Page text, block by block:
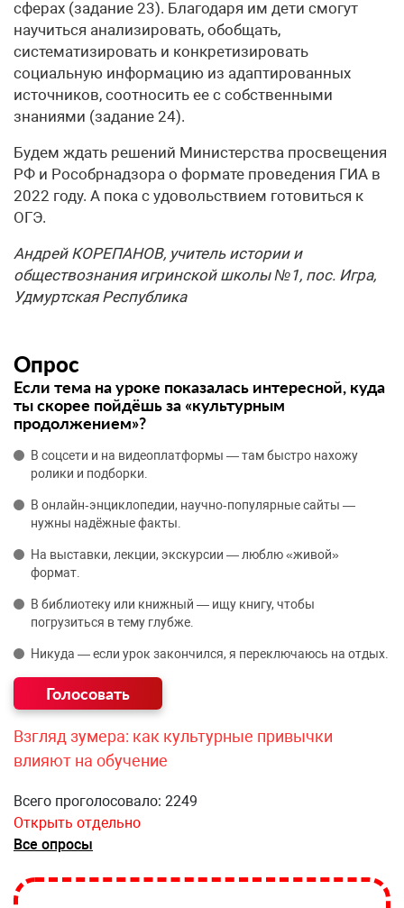
сферах (задание 23). Благодаря им дети смогут
научиться анализировать, обобщать,
систематизировать и конкретизировать
социальную информацию из адаптированных
источников, соотносить ее с собственными
знаниями (задание 24).
Будем ждать решений Министерства просвещения
РФ и Рособрнадзора о формате проведения ГИА в
2022 году. А пока с удовольствием готовиться к
ОГЭ.
Андрей КОРЕПАНОВ, учитель истории и
обществознания игринской школы №1, пос. Игра,
Удмуртская Республика
Опрос
Если тема на уроке показалась интересной, куда
ты скорее пойдёшь за «культурным
продолжением»?
В соцсети и на видеоплатформы — там быстро нахожу
ролики и подборки.
В онлайн‑энциклопедии, научно‑популярные сайты —
нужны надёжные факты.
На выставки, лекции, экскурсии — люблю «живой»
формат.
В библиотеку или книжный — ищу книгу, чтобы
погрузиться в тему глубже.
Никуда — если урок закончился, я переключаюсь на отдых.
Взгляд зумера: как культурные привычки
влияют на обучение
Всего проголосовало: 2249
Открыть отдельно
Все опросы